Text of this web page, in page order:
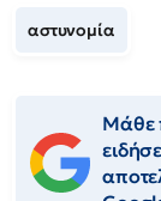
αστυνομία
Μάθε